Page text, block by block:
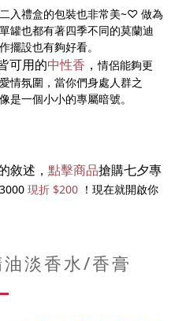
二入禮盒的包裝也非常美~♡ 做為
罐也都有著四季不同的莫蘭迪
擺設也有夠好看。
可用的中性香 ，情侶能夠更
情氛圍，當你們身處人群之
是一個小小的專屬暗號。
敘述， 點擊商品搶購七夕專
現折 $200 ！現在就開啟你
淡香水/香膏